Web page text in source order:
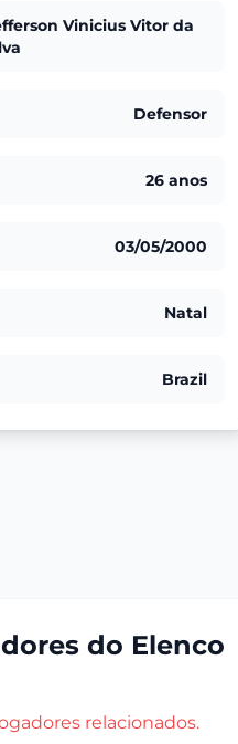
Vinicius Vitor da
Defensor
26 anos
03/05/2000
Natal
Brazil
do Elenco
relacionados.